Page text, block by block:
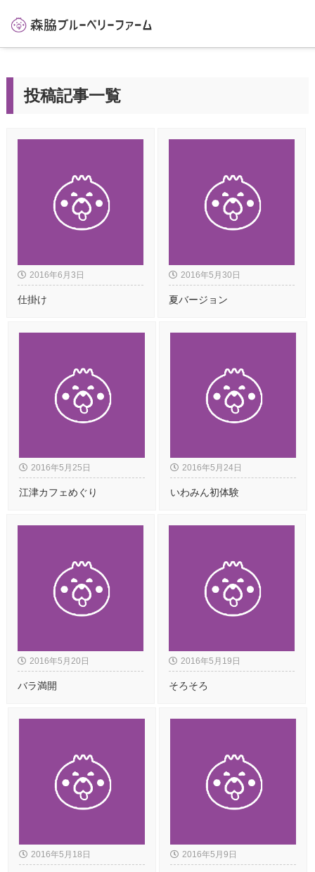
投稿記事一覧
2016年6月3日
仕掛け
2016年5月30日
夏バージョン
2016年5月25日
江津カフェめぐり
2016年5月24日
いわみん初体験
2016年5月20日
バラ満開
2016年5月19日
そろそろ
2016年5月18日 2016年5月9日